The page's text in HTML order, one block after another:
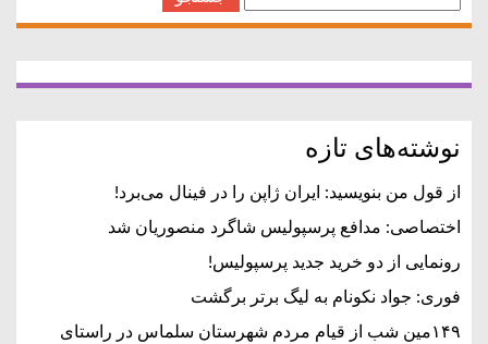
نوشته‌های تازه
از قول من بنویسید: ایران ژاپن را در فینال می‌برد!
اختصاصی: مدافع پرسپولیس شاگرد منصوریان شد
رونمایی از دو خرید جدید پرسپولیس!
فوری: جواد نکونام به لیگ برتر برگشت
۱۴۹مین شب از قیام مردم شهرستان سلماس در راستای